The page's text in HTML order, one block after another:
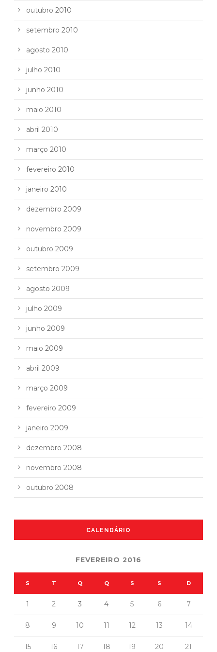
outubro 2010
setembro 2010
agosto 2010
julho 2010
junho 2010
maio 2010
abril 2010
março 2010
fevereiro 2010
janeiro 2010
dezembro 2009
novembro 2009
outubro 2009
setembro 2009
agosto 2009
julho 2009
junho 2009
maio 2009
abril 2009
março 2009
fevereiro 2009
janeiro 2009
dezembro 2008
novembro 2008
outubro 2008
CALENDÁRIO
FEVEREIRO 2016
S T Q Q S S D
1 2 3 4 5 6 7
8 9 10 11 12 13 14
15 16 17 18 19 20 21